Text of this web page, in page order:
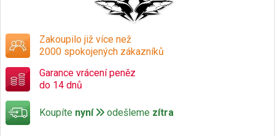
Zakoupilo již více než
2000 spokojených zákazníků
Garance vrácení peněz
do 14 dnů
Koupíte nyní odešleme zítra